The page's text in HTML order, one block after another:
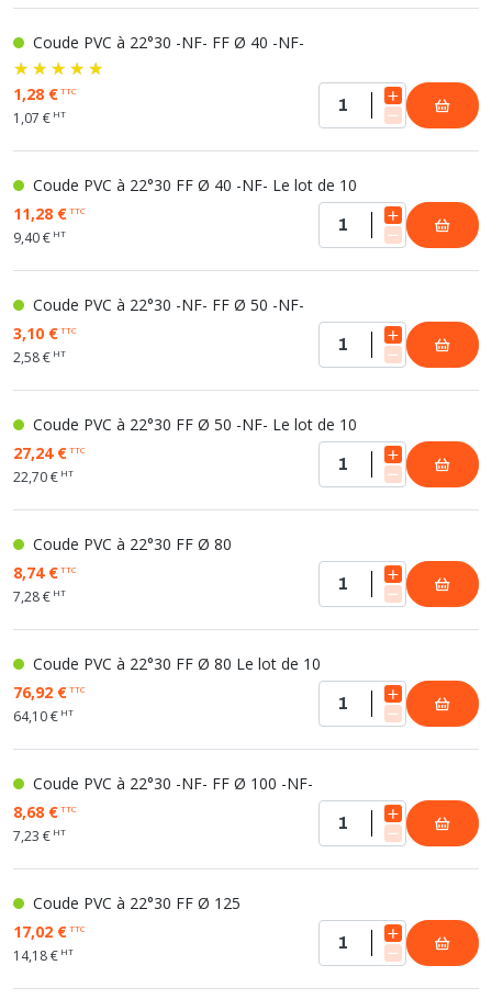
Coude PVC à 22°30 -NF- FF Ø 40 -NF-
1,28 €TTC
1,07 € HT
Coude PVC à 22°30 FF Ø 40 -NF- Le lot de 10
11,28 €TTC
9,40 € HT
Coude PVC à 22°30 -NF- FF Ø 50 -NF-
3,10 €TTC
2,58 € HT
Coude PVC à 22°30 FF Ø 50 -NF- Le lot de 10
27,24 €TTC
22,70 € HT
Coude PVC à 22°30 FF Ø 80
8,74 €TTC
7,28 € HT
Coude PVC à 22°30 FF Ø 80 Le lot de 10
76,92 €TTC
64,10 € HT
Coude PVC à 22°30 -NF- FF Ø 100 -NF-
8,68 €TTC
7,23 € HT
Coude PVC à 22°30 FF Ø 125
17,02 €TTC
14,18 € HT